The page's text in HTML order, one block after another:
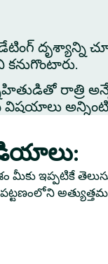
డేటింగ్
కనుగొంటారు.
రాత్రి
మీకు ఇప్పటికే